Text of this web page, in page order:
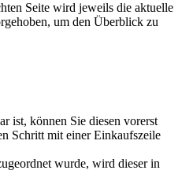
Seite wird jeweils die aktuelle
um den Überblick zu
ist, können Sie diesen vorerst
Schritt mit einer Einkaufszeile
wurde, wird dieser in